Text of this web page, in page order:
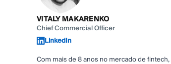
VITALY MAKARENKO
Chief Commercial Officer
LinkedIn
Com mais de 8 anos no mercado de fintech,